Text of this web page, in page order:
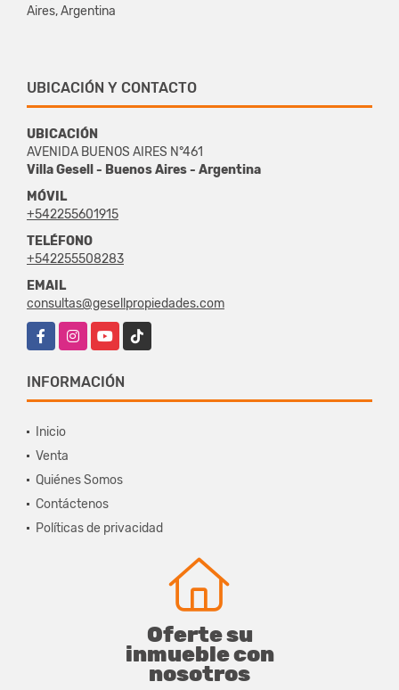
Aires, Argentina
UBICACIÓN Y CONTACTO
UBICACIÓN
AVENIDA BUENOS AIRES N°461
Villa Gesell - Buenos Aires - Argentina
MÓVIL
+542255601915
TELÉFONO
+542255508283
EMAIL
consultas@gesellpropiedades.com
FacebookInstagramYouTubeTikTok
INFORMACIÓN
Inicio
Venta
Quiénes Somos
Contáctenos
Políticas de privacidad
Oferte su
inmueble con
nosotros